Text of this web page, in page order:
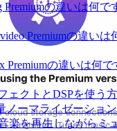
Premiumの違いは何で
Premiumの違いは
Premiumの違いは何
ェクトとDSPを使う方
ノーマライゼーショ
楽を再生しながら